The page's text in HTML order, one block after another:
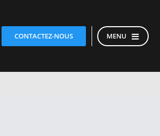
CONTACTEZ-NOUS MENU